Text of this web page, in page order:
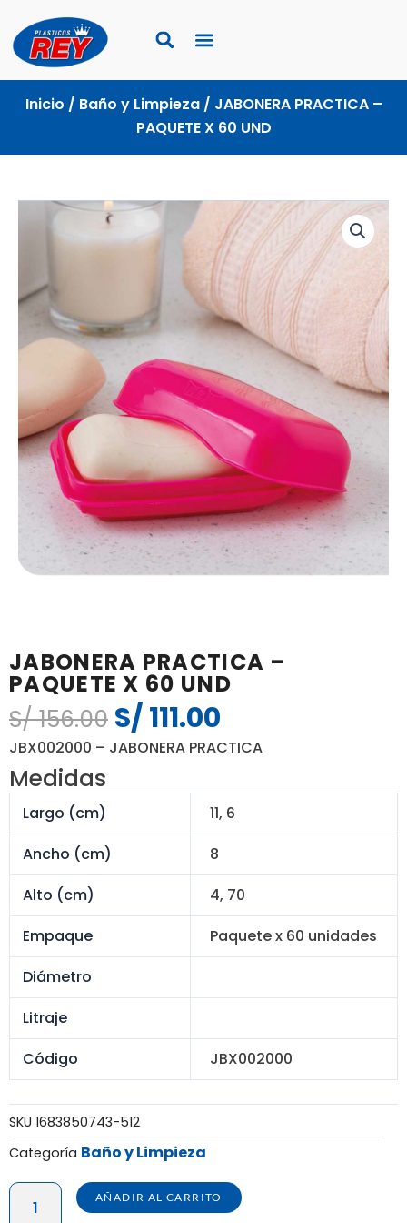
contenido
Inicio / Baño y Limpieza/ JABONERA PRACTICA –
PAQUETE X 60 UND
JABONERA PRACTICA –
PAQUETE X 60 UND
S/156.00 El
precio
era:
S/ 156.00.
S/111.00
precio
es:
S/ 111.00.
JBX002000 – JABONERA PRACTICA
Medidas
Largo (cm)
11, 6
Ancho (cm)
8
Alto (cm)
4, 70
Empaque
Paquete x 60 unidades
Diámetro
Litraje
Código
JBX002000
SKU 1683850743-512
Categoría Baño y Limpieza
JABONERA
PRACTICA
AÑADIR AL CARRITO